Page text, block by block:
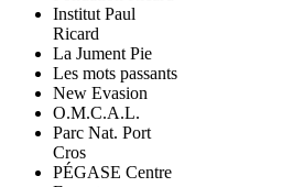
Institut Paul
Ricard
La Jument Pie
Les mots passants
New Evasion
O.M.C.A.L.
Parc Nat. Port
Cros
PÉGASE Centre